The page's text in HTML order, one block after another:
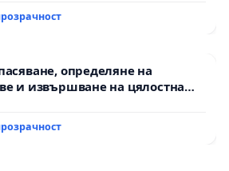
определяне на
и извършване на цялостна
републиканския път между
проход